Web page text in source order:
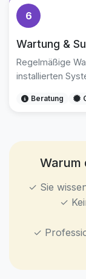
6
Wartung &
Regelmäßige
installierten
Beratung
Warum
✓ Sie
✓
✓